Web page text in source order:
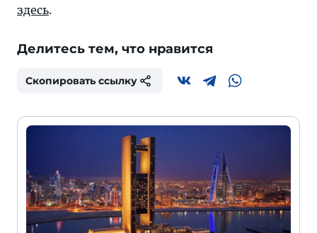
здесь.
Делитесь тем, что нравится
Скопировать ссылку